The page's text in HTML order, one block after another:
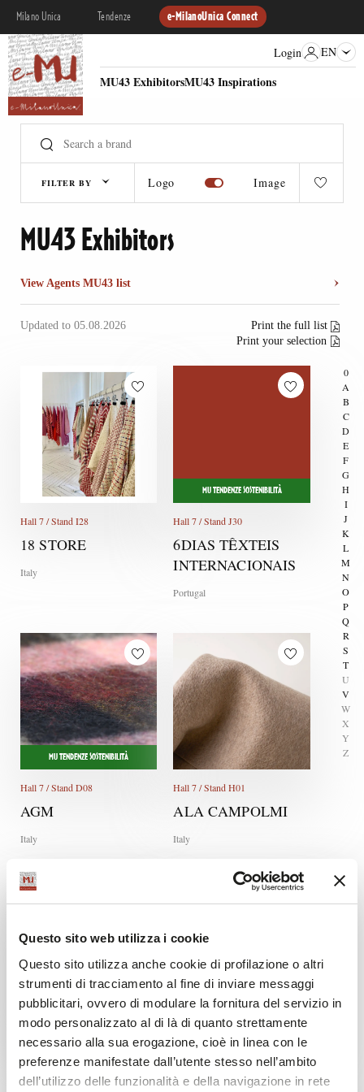
Questo sito web utilizza i cookie
Questo sito utilizza anche cookie di profilazione o altri
strumenti di tracciamento al fine di inviare messaggi
pubblicitari, ovvero di modulare la fornitura del servizio in
modo personalizzato al di là di quanto strettamente
necessario alla sua erogazione, cioè in linea con le
preferenze manifestate dall’utente stesso nell’ambito
dell’utilizzo delle funzionalità e della navigazione in rete
Milano Unica Tendenze e-MilanoUnica Connect
MU43 ExhibitorsMU43 Inspirations
Login EN
FILTER BY Logo Image
0
A
B
C
D
E
F
G
H
I
J
K
L
M
N
O
P
Q
R
S
T
U
V
W
X
Y
Z
MU43 Exhibitors
View Agents MU43 list
Updated to 05.08.2026
Print the full list
Print your selection
Hall 7 / Stand I28
18 STORE
Italy
MU TENDENZE SOSTENIBILITÀ
Hall 7 / Stand J30
6DIAS TÊXTEIS
INTERNACIONAIS
Portugal
MU TENDENZE SOSTENIBILITÀ
Hall 7 / Stand D08
AGM
Italy
Hall 7 / Stand H01
ALA CAMPOLMI
Italy
Hall 7 / Stand K15
ALBANO
MORGADO
MU TENDENZE SOSTENIBILITÀ
Hall 7 / Stand D17 D19 D21
ALBERTO
BARDAZZI